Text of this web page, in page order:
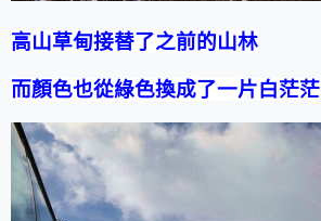
高山草甸接替了之前的山林
而顏色也從綠色換成了一片白茫茫